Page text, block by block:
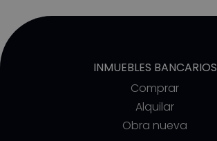
INMUEBLES BANCARIOS
Comprar
Alquilar
Obra nueva